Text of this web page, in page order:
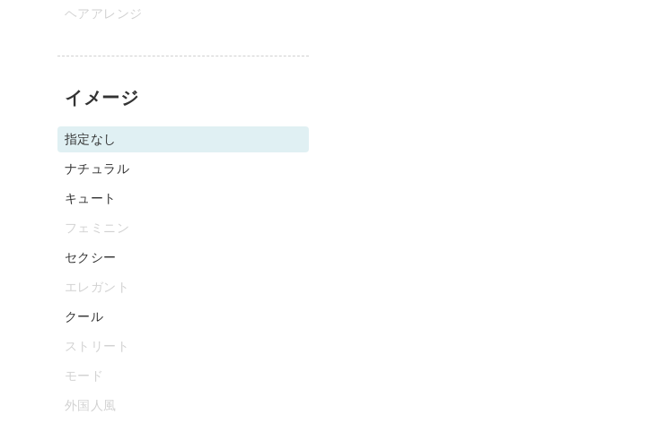
ヘアアレンジ
イメージ
指定なし
ナチュラル
キュート
フェミニン
セクシー
エレガント
クール
ストリート
モード
外国人風